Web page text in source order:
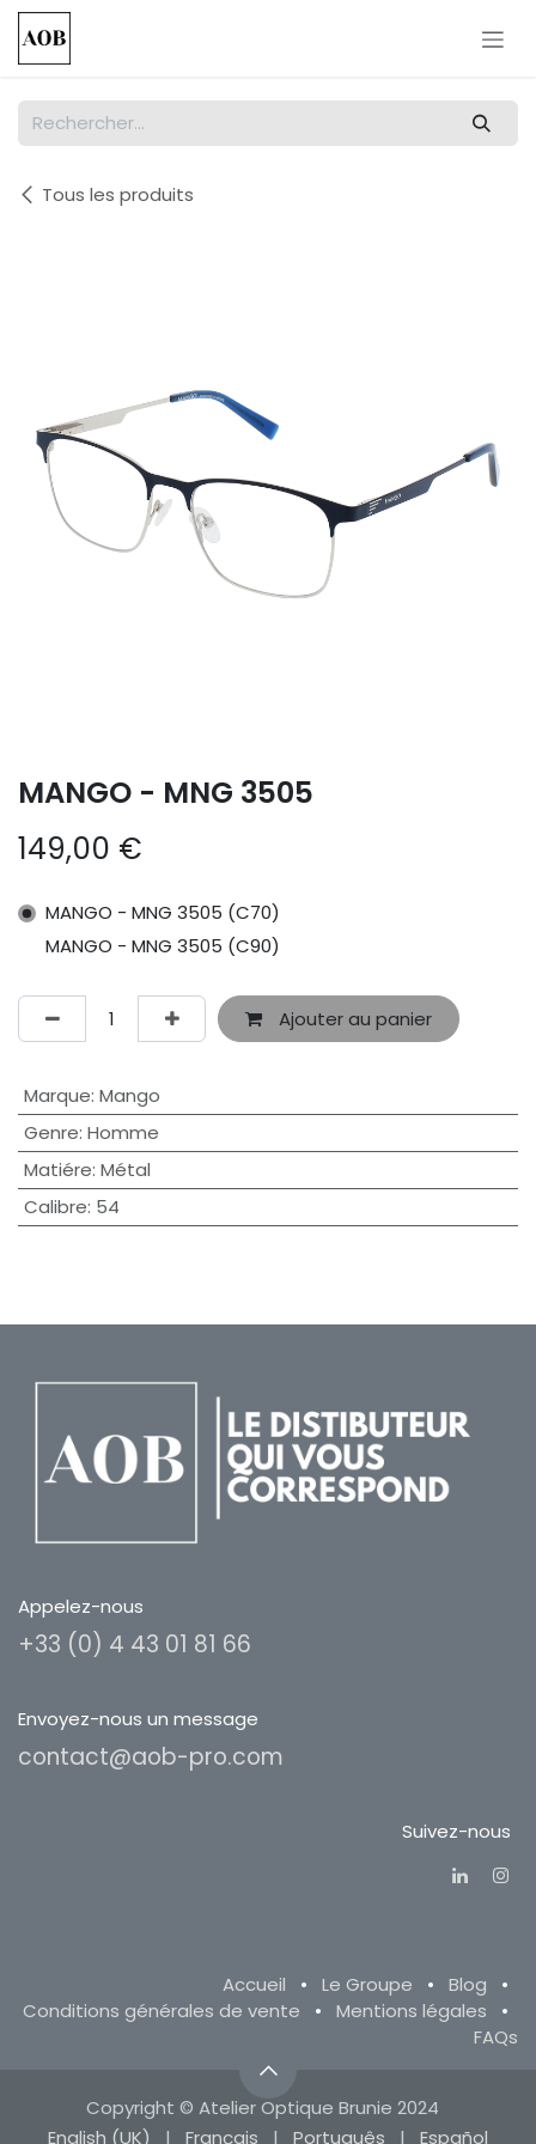
Se rendre au contenu
Tous les produits
MANGO - MNG 3505
149,00 €
MANGO - MNG 3505 (C70)
MANGO - MNG 3505 (C90)
Ajouter au panier
Marque: Mango
Genre: Homme
Matiére: Métal
Calibre: 54
Appelez-nous
+33 (0) 4 43 01 81 66
Envoyez-nous un message
contact@aob-pro.com
Suivez-nous
Accueil • Le Groupe • Blog
•
Conditions générales de vente
• Mentions légales
•
FAQs
Copyright © Atelier Optique Brunie 2024
English (UK)
| Français | Português | Español